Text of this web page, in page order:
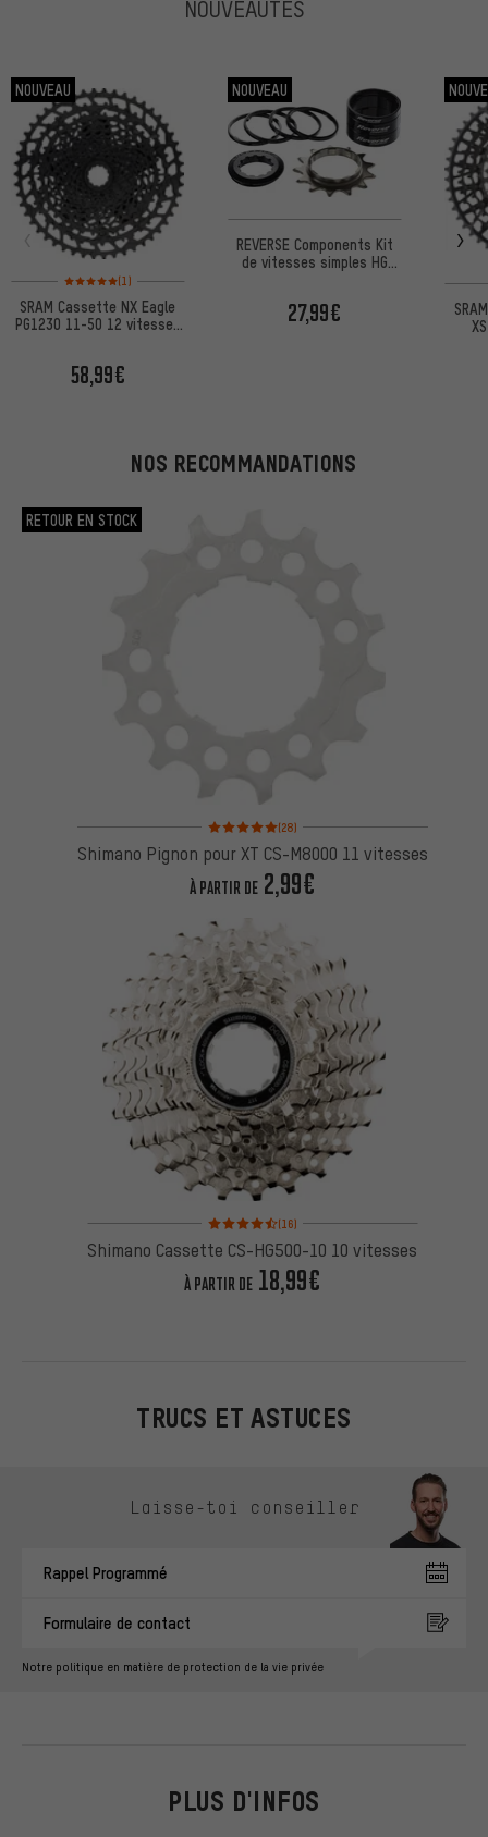
NOUVEAUTÉS
NOUVEAU
Note moyenne : 5 sur 5 d'après 1 avis
(1)
SRAM Cassette NX Eagle
PG1230 11-50 12 vitesses
58,99€
NOUVEAU
REVERSE Components Kit
de vitesses simples HG
27,99€
NOS RECOMMANDATIONS
RETOUR EN STOCK
Note moyenne : 5 sur 5 d'après 28 avis
(28)
Shimano Pignon pour XT CS-M8000 11 vitesses
À PARTIR DE2,99€
Note moyenne : 4,5 sur 5 d'après 16 avis
(16)
Shimano Cassette CS-HG500-10 10 vitesses
À PARTIR DE18,99€
TRUCS ET ASTUCES
Laisse-toi conseiller
Rappel Programmé
Formulaire de contact
Notre politique en matière de protection de la vie privée
PLUS D'INFOS